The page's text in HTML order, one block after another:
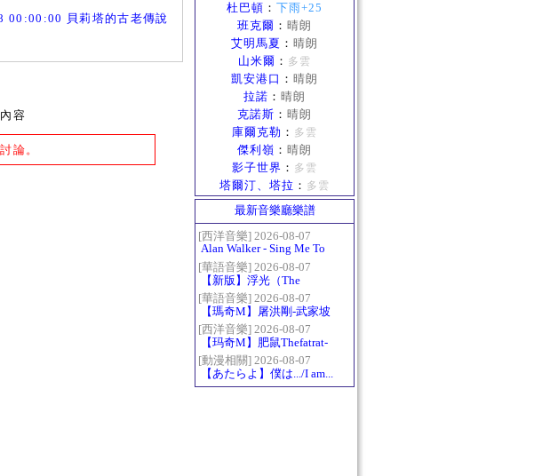
貝莉塔的古老傳說
容
論。
杜巴頓 ： 下雨+25
班克爾 ： 晴朗
艾明馬夏 ： 晴朗
山米爾 ： 多雲
凱安港口 ： 晴朗
拉諾 ： 晴朗
克諾斯 ： 晴朗
庫爾克勒 ： 多雲
傑利嶺 ： 晴朗
影子世界 ： 多雲
塔爾汀、塔拉 ： 多雲
最新音樂廳樂譜
[西洋音樂] 2026-08-07
Alan Walker - Sing Me To
Sleep
[華語音樂] 2026-08-07
【新版】浮光（The
History）：六和弦
[華語音樂] 2026-08-07
【瑪奇M】屠洪剛-武家坡
2021
[西洋音樂] 2026-08-07
【玛奇M】肥鼠Thefatrat-
Monody
[動漫相關] 2026-08-07
【あたらよ】僕は.../I am...
（我內心的糟糕念頭/僕の